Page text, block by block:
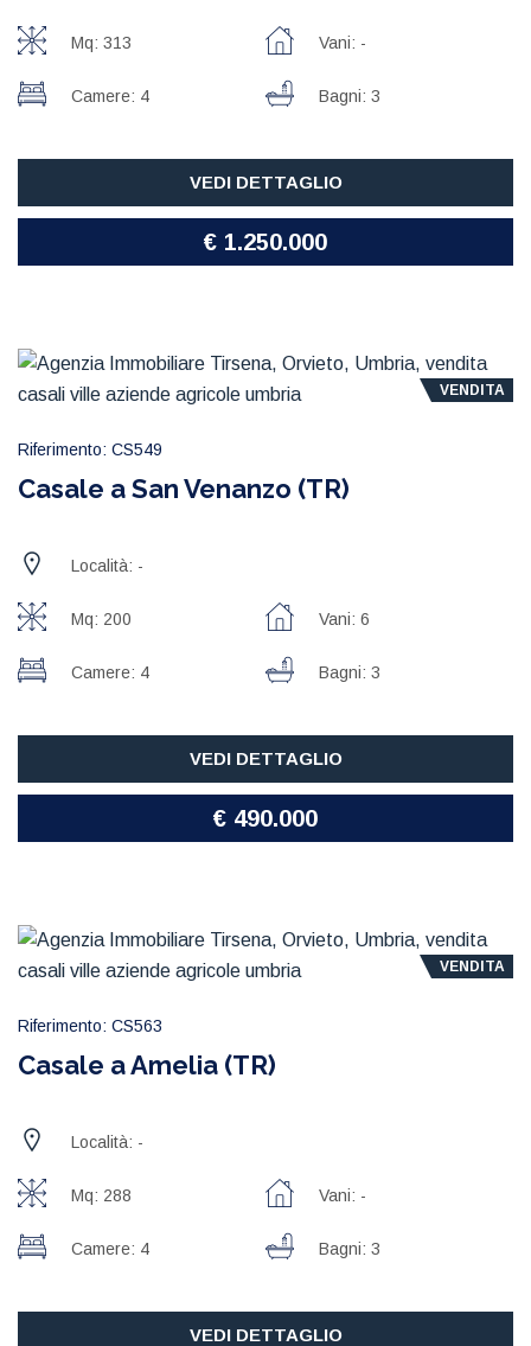
Mq: 313 Vani: -
Camere: 4 Bagni: 3
VEDI DETTAGLIO
€ 1.250.000
VENDITA
Riferimento: CS549
Casale a San Venanzo (TR)
Località: -
Mq: 200 Vani: 6
Camere: 4 Bagni: 3
VEDI DETTAGLIO
€ 490.000
VENDITA
Riferimento: CS563
Casale a Amelia (TR)
Località: -
Mq: 288 Vani: -
Camere: 4 Bagni: 3
VEDI DETTAGLIO